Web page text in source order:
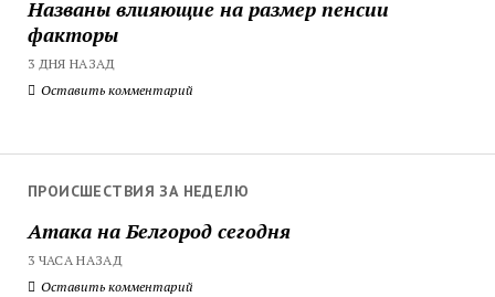
Названы влияющие на размер пенсии
факторы
3 ДНЯ НАЗАД
Оставить комментарий
ПРОИСШЕСТВИЯ ЗА НЕДЕЛЮ
Атака на Белгород сегодня
3 ЧАСА НАЗАД
Оставить комментарий